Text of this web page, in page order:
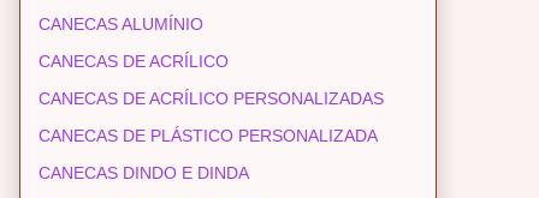
CANECAS ALUMÍNIO
CANECAS DE ACRÍLICO
CANECAS DE ACRÍLICO PERSONALIZADAS
CANECAS DE PLÁSTICO PERSONALIZADA
CANECAS DINDO E DINDA